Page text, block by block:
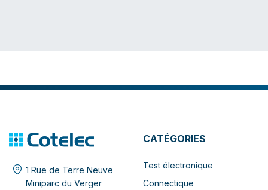
1 Rue de Terre Neuve
Miniparc du Verger
CATÉGORIES
Test électronique
Connectique